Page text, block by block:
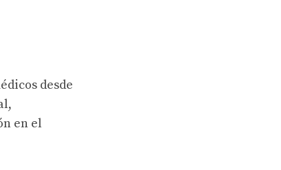
desde
en el